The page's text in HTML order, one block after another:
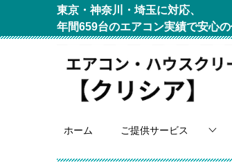
東京・神奈川・埼玉に対応、
年間659台のエアコン実績で安心
ホーム ご提供サービス